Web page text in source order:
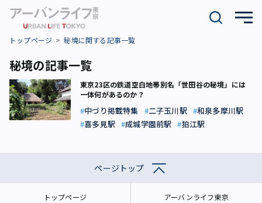
トップページ 秘境に関する記事一覧
秘境の記事一覧
東京23区の鉄道空白地帯――別名「世田谷の秘境」には
一体何があるのか？
中づり掲載特集 二子玉川駅
和泉多摩川駅
喜多見駅
成城学園前駅 狛江駅
ページトップ
トップページ アーバンライフ東京